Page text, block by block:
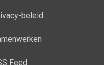
beleid
Feed